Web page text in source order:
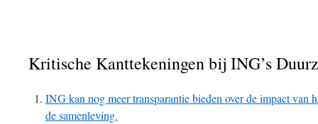
Kritische Kanttekeningen bij ING’s
ING kan nog meer transparantie bieden over de impact van
de samenleving.